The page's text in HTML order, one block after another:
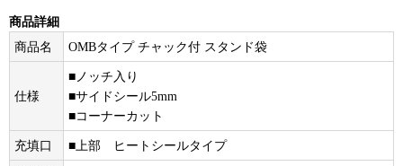
商品詳細
商品名
OMBタイプ チャック付 スタンド袋
仕様
■ノッチ入り
■サイドシール5mm
■コーナーカット
充填口 ■上部 ヒートシールタイプ